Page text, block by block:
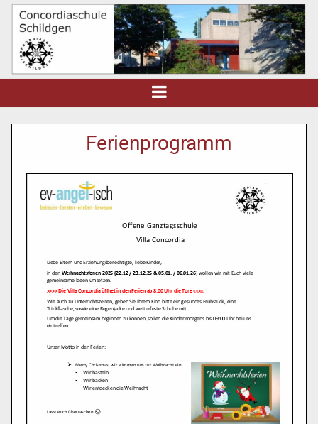
Ferienprogramm